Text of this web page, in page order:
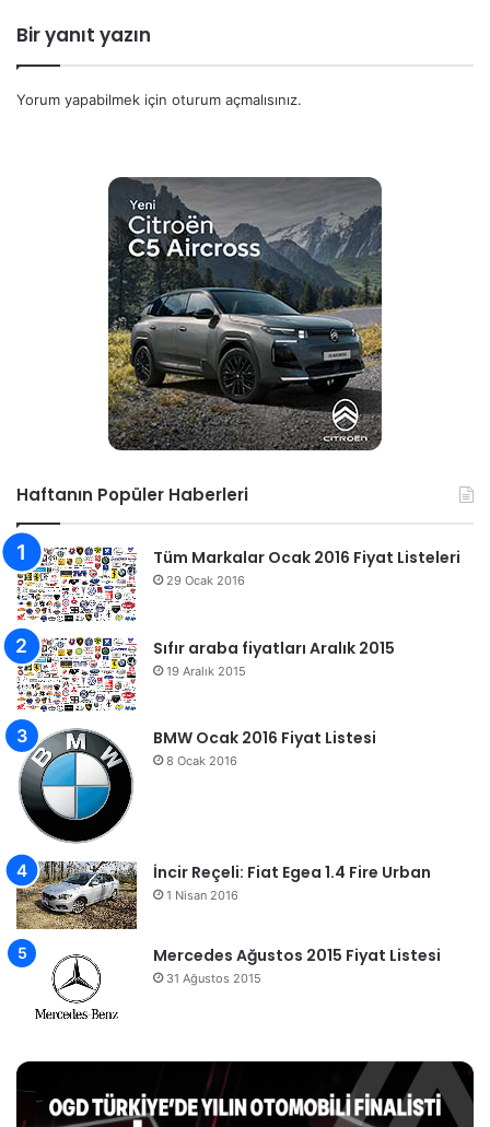
Bir yanıt yazın
Yorum yapabilmek için oturum açmalısınız.
Haftanın Popüler Haberleri
Tüm Markalar Ocak 2016 Fiyat Listeleri
29 Ocak 2016
Sıfır araba fiyatları Aralık 2015
19 Aralık 2015
BMW Ocak 2016 Fiyat Listesi
8 Ocak 2016
İncir Reçeli: Fiat Egea 1.4 Fire Urban
1 Nisan 2016
Mercedes Ağustos 2015 Fiyat Listesi
31 Ağustos 2015